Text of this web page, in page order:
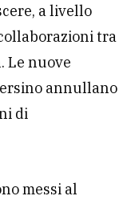
a livello
tra
Le nuove
annullano
di
messi al